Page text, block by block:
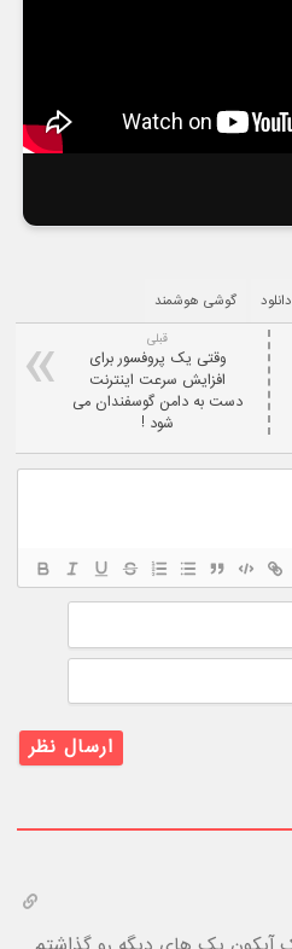
دانلود گوشی هوشمند
قبلی
وقتی یک پروفسور برای
افزایش سرعت اینترنت
دست به دامن گوسفندان می
شود !
نام
ایمیل